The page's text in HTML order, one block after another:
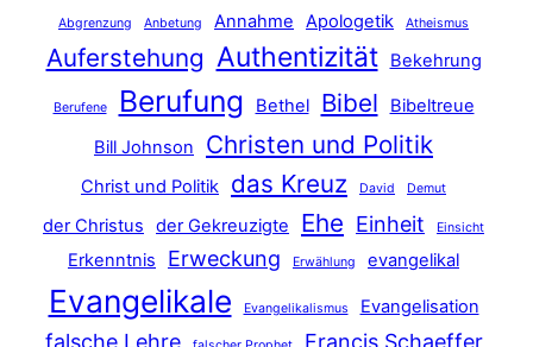
Abgrenzung Anbetung Annahme Apologetik Atheismus
Auferstehung Authentizität Bekehrung
Berufene Berufung Bethel Bibel
Bibeltreue
Bill Johnson
Christen und Politik
Christ und Politik das Kreuz David Demut
der Christus der Gekreuzigte Ehe Einheit Einsicht
Erkenntnis Erweckung Erwählung evangelikal
Evangelikale Evangelikalismus Evangelisation
falsche Lehre Francis Schaeffer